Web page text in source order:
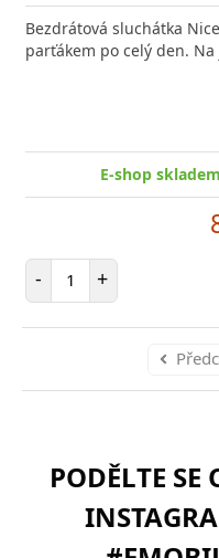
Bezdrátová sluchátka
parťákem po celý den.
E-shop
- Počet položek
+
PODĚLTE SE